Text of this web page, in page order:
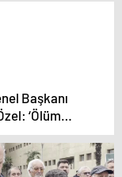
Başkanı
‘Ölüm
fıtratında
insanımızı